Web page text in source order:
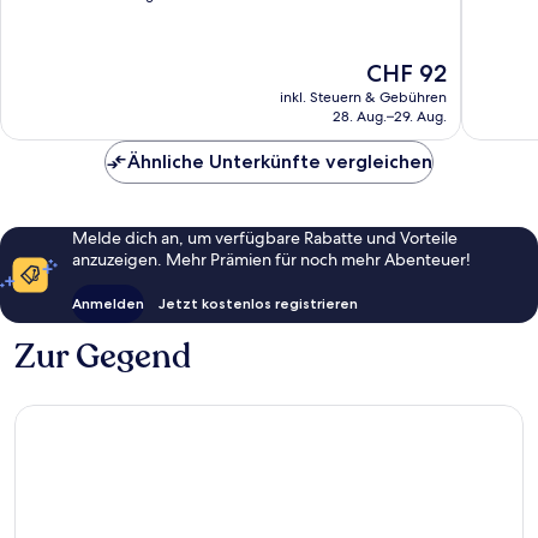
Der
Preis
beträgt
CHF 92
inkl. Steuern & Gebühren
28. Aug.–29. Aug.
Ähnliche Unterkünfte vergleichen
Melde dich an, um verfügbare Rabatte und Vorteile
anzuzeigen. Mehr Prämien für noch mehr Abenteuer!
Anmelden Jetzt kostenlos registrieren
Zur Gegend